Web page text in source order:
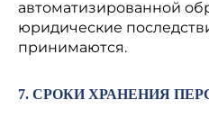
автоматизированной
юридические
принимаются.
7. СРОКИ ХРАНЕНИЯ